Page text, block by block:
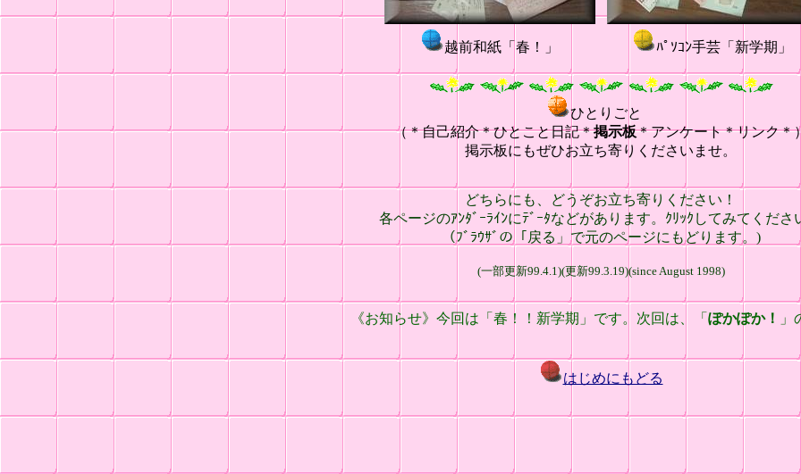
越前和紙「春！」 ﾊﾟｿｺﾝ手芸「新学期」
ひとりごと
（＊自己紹介＊ひとこと日記＊掲示板＊アンケート＊リンク＊
掲示板にもぜひお立ち寄りくださいませ。
どちらにも、どうぞお立ち寄りください！
各ページのｱﾝﾀﾞｰﾗｲﾝにﾃﾞｰﾀなどがあります。ｸﾘｯｸしてみてくださ
（ﾌﾞﾗｳｻﾞの「戻る」で元のページにもどります。)
(一部更新99.4.1)(更新99.3.19)(since August 1998)
《お知らせ》今回は「春！！新学期」です。次回は、「 ぽかぽか！ 」
はじめにもどる